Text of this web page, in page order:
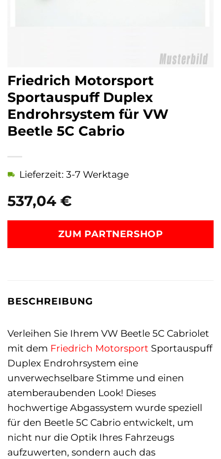
Friedrich Motorsport
Sportauspuff Duplex
Endrohrsystem für VW
Beetle 5C Cabrio
537,04 €
Lieferzeit: 3-7 Werktage
ZUM PARTNERSHOP
BESCHREIBUNG
Verleihen Sie Ihrem VW Beetle 5C Cabriolet
mit dem Friedrich Motorsport Sportauspuff
Duplex Endrohrsystem eine
unverwechselbare Stimme und einen
atemberaubenden Look! Dieses
hochwertige Abgassystem wurde speziell
für den Beetle 5C Cabrio entwickelt, um
nicht nur die Optik Ihres Fahrzeugs
aufzuwerten, sondern auch das